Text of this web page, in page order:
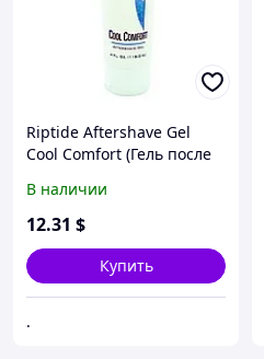
Riptide Aftershave Gel
Cool Comfort (Гель после
В наличии
12.31 $
Купить
.